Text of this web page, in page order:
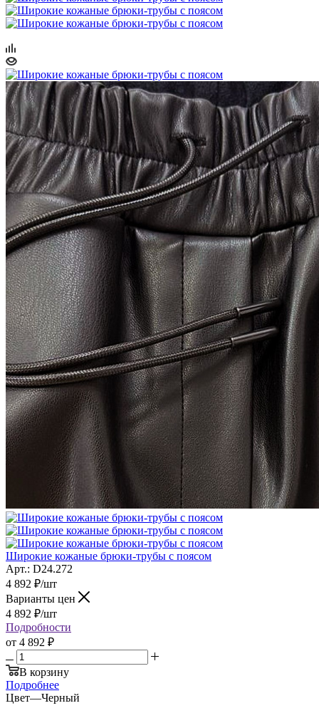
Широкие кожаные брюки-трубы с поясом
Арт.: D24.272
4 892 ₽/шт
Варианты цен
4 892 ₽/шт
Подробности
от 4 892 ₽
В корзину
Подробнее
Цвет—Черный